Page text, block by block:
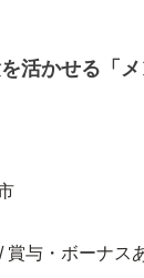
活かせる「
賞与・ボーナス